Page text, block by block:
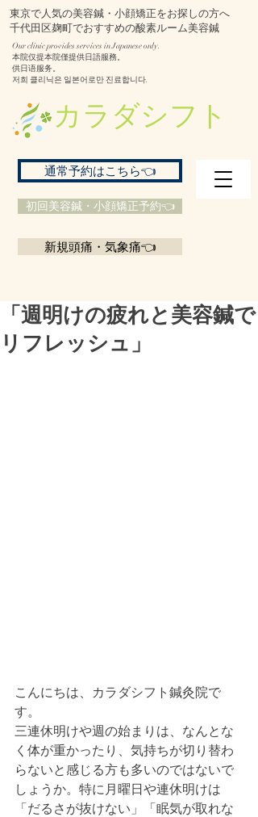
東京で人気の美容鍼・小顔矯正をお探しの方へ
千代田区麹町でおすすめの酸素ルーム美容鍼
​カラダシフト
初回美容鍼・小顔矯正予約👈
通常予約はこちら👈
新規頭痛・気象痛👈
Our clinic provides services in Japanese only.
本院仅提本院僅提供日語服務。
供日语服务。
저희 클리닉은 일본어로만 진료합니다.
「週明けの疲れと美容鍼で
リフレッシュ」
こんにちは、カラダシフト鍼灸院で
す。
三連休明けや週の始まりは、なんとな
く体が重かったり、気持ちが切り替わ
らないと感じる方も多いのではないで
しょうか。特に月曜日や連休明けは
「だるさが抜けない」「眠気が取れな